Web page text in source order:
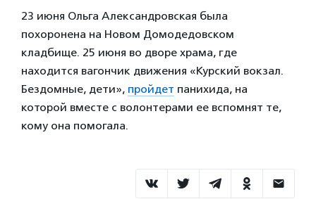
23 июня Ольга Александровская была
похоронена на Новом Домодедовском
кладбище. 25 июня во дворе храма, где
находится вагончик движения «Курский вокзал.
Бездомные, дети», пройдет панихида, на
которой вместе с волонтерами ее вспомнят те,
кому она помогала.